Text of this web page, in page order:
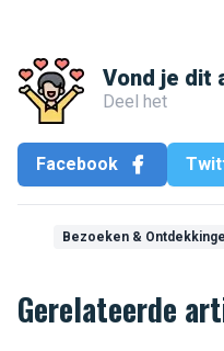
Vond je dit
Deel het
Facebook
Bezoeken &
Gerelateerde